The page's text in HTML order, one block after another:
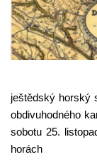
ještědský horský
obdivuhodného
sobotu 25.
horách